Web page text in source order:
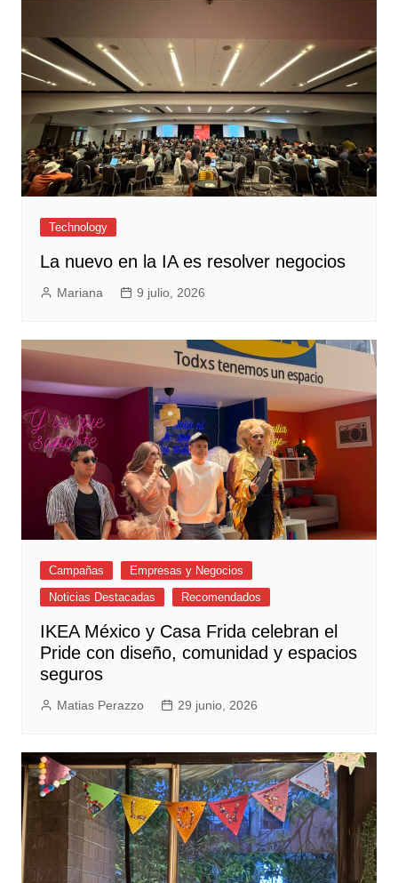
Technology
La nuevo en la IA es resolver negocios
Mariana 9 julio, 2026
Campañas
Empresas y Negocios
Noticias Destacadas
Recomendados
IKEA México y Casa Frida celebran el
Pride con diseño, comunidad y espacios
seguros
Matias Perazzo 29 junio, 2026